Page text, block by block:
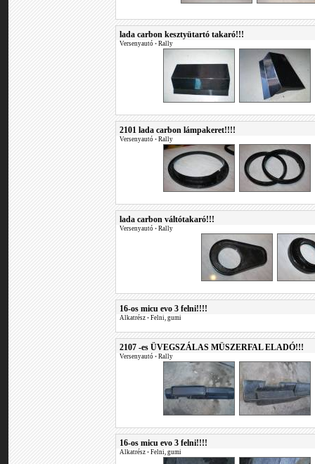
lada carbon kesztyütartó takaró!!!
Versenyautó • Rally
2101 lada carbon lámpakeret!!!!
Versenyautó • Rally
lada carbon váltótakaró!!!
Versenyautó • Rally
16-os micu evo 3 felni!!!!
Alkatrész • Felni, gumi
2107 -es ÜVEGSZÁLAS MÜSZERFAL ELADÓ!!!
Versenyautó • Rally
16-os micu evo 3 felni!!!!
Alkatrész • Felni, gumi